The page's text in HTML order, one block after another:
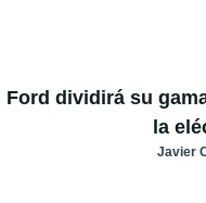
Ford dividirá su
la
Javier